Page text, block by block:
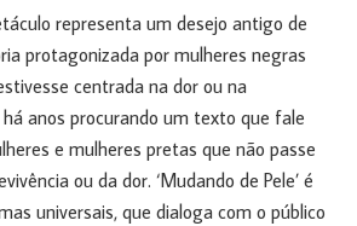
representa um desejo antigo de
protagonizada por mulheres negras
centrada na dor ou na
há anos procurando um texto que fale
e mulheres pretas que não passe
ou da dor. ‘Mudando de Pele’ é
universais, que dialoga com o público